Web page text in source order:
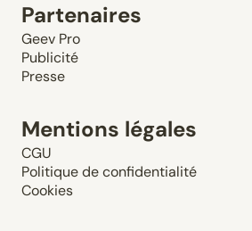
Partenaires
Geev Pro
Publicité
Presse
Mentions légales
CGU
Politique de confidentialité
Cookies